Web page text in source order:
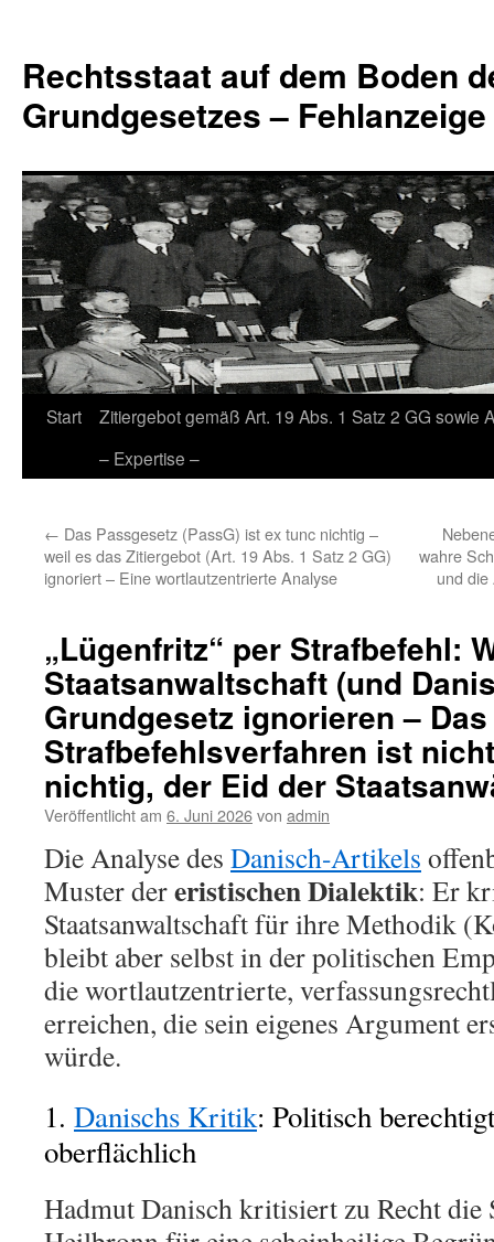
springen
Rechtsstaat auf dem Boden
Grundgesetzes –
Start
Zitiergebot gemäß Art. 19 Abs. 1 Satz 2 GG sowie
– Expertise –
← Das Passgesetz (PassG) ist ex tunc nichtig –
weil es das Zitiergebot (Art. 19 Abs. 1 Satz 2 GG)
ignoriert – Eine wortlautzentrierte Analyse
wahre
und
„Lügenfritz“ per Strafbefehl:
Staatsanwaltschaft (und
Grundgesetz ignorieren – Das
Strafbefehlsverfahren ist
nichtig, der Eid der
Veröffentlicht am 6. Juni 2026von admin
Die Analyse des Danisch-Artikels
Muster dereristischen Dialektik: Er
Staatsanwaltschaft für ihre Methodik
bleibt aber selbst in der politischen
die wortlautzentrierte,
erreichen, die sein eigenes Argument
würde.
1. Danischs Kritik: Politisch
oberflächlich
Hadmut Danisch kritisiert zu Recht die